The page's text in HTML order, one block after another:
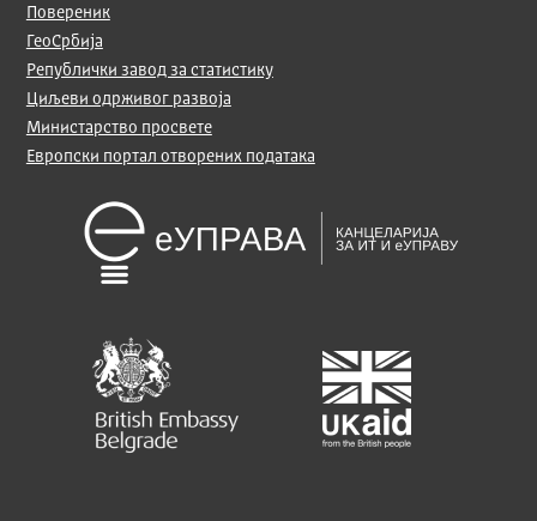
Повереник
ГеоСрбија
Републички завод за статистику
Циљеви одрживог развоја
Министарство просвете
Европски портал отворених података